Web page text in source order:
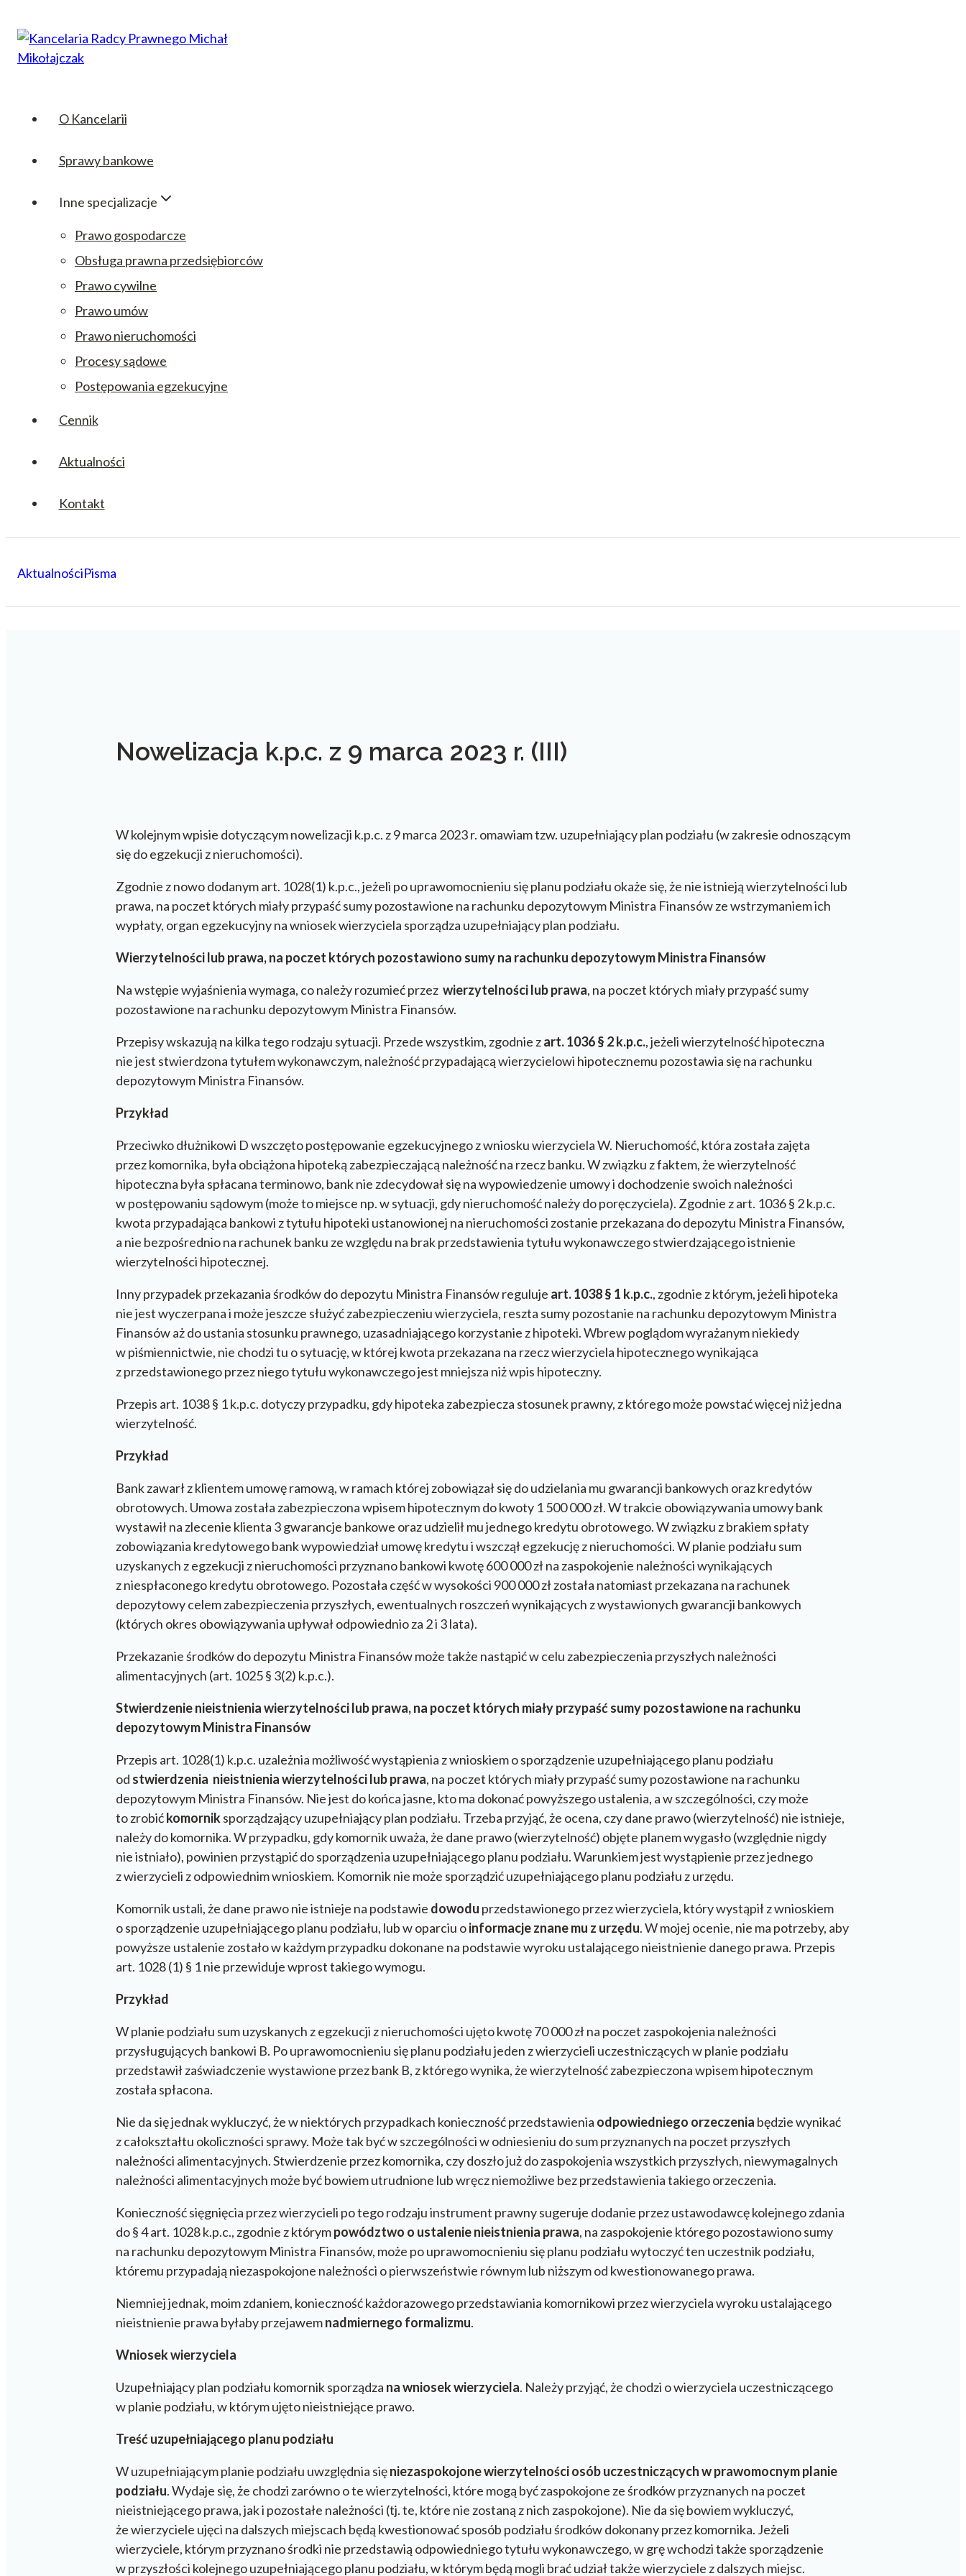
do
treści
O Kancelarii
Sprawy bankowe
Inne specjalizacje
Prawo gospodarcze
Obsługa prawna przedsiębiorców
Prawo cywilne
Prawo umów
Prawo nieruchomości
Procesy sądowe
Postępowania egzekucyjne
Cennik
Aktualności
Kontakt
AktualnościPisma
Nowelizacja k.p.c. z 9 marca 2023 r. (III)
W kolejnym wpisie dotyczącym nowelizacji k.p.c. z 9 marca 2023 r. omawiam tzw. uzupełniający plan podziału (w zakresie odnoszącym
się do egzekucji z nieruchomości).
Zgodnie z nowo dodanym art. 1028(1) k.p.c., jeżeli po uprawomocnieniu się planu podziału okaże się, że nie istnieją wierzytelności lub
prawa, na poczet których miały przypaść sumy pozostawione na rachunku depozytowym Ministra Finansów ze wstrzymaniem ich
wypłaty, organ egzekucyjny na wniosek wierzyciela sporządza uzupełniający plan podziału.
Wierzytelności lub prawa, na poczet których pozostawiono sumy na rachunku depozytowym Ministra Finansów
Na wstępie wyjaśnienia wymaga, co należy rozumieć przez wierzytelności lub prawa, na poczet których miały przypaść sumy
pozostawione na rachunku depozytowym Ministra Finansów.
Przepisy wskazują na kilka tego rodzaju sytuacji. Przede wszystkim, zgodnie zart. 1036 § 2 k.p.c., jeżeli wierzytelność hipoteczna
nie jest stwierdzona tytułem wykonawczym, należność przypadającą wierzycielowi hipotecznemu pozostawia się na rachunku
depozytowym Ministra Finansów.
Przykład
Przeciwko dłużnikowi D wszczęto postępowanie egzekucyjnego z wniosku wierzyciela W. Nieruchomość, która została zajęta
przez komornika, była obciążona hipoteką zabezpieczającą należność na rzecz banku. W związku z faktem, że wierzytelność
hipoteczna była spłacana terminowo, bank nie zdecydował się na wypowiedzenie umowy i dochodzenie swoich należności
w postępowaniu sądowym (może to miejsce np. w sytuacji, gdy nieruchomość należy do poręczyciela). Zgodnie z art. 1036 § 2 k.p.c.
kwota przypadająca bankowi z tytułu hipoteki ustanowionej na nieruchomości zostanie przekazana do depozytu Ministra Finansów,
a nie bezpośrednio na rachunek banku ze względu na brak przedstawienia tytułu wykonawczego stwierdzającego istnienie
wierzytelności hipotecznej.
Inny przypadek przekazania środków do depozytu Ministra Finansów reguluje art. 1038 § 1 k.p.c., zgodnie z którym, jeżeli hipoteka
nie jest wyczerpana i może jeszcze służyć zabezpieczeniu wierzyciela, reszta sumy pozostanie na rachunku depozytowym Ministra
Finansów aż do ustania stosunku prawnego, uzasadniającego korzystanie z hipoteki. Wbrew poglądom wyrażanym niekiedy
w piśmiennictwie, nie chodzi tu o sytuację, w której kwota przekazana na rzecz wierzyciela hipotecznego wynikająca
z przedstawionego przez niego tytułu wykonawczego jest mniejsza niż wpis hipoteczny.
Przepis art. 1038 § 1 k.p.c. dotyczy przypadku, gdy hipoteka zabezpiecza stosunek prawny, z którego może powstać więcej niż jedna
wierzytelność.
Przykład
Bank zawarł z klientem umowę ramową, w ramach której zobowiązał się do udzielania mu gwarancji bankowych oraz kredytów
obrotowych. Umowa została zabezpieczona wpisem hipotecznym do kwoty 1 500 000 zł. W trakcie obowiązywania umowy bank
wystawił na zlecenie klienta 3 gwarancje bankowe oraz udzielił mu jednego kredytu obrotowego. W związku z brakiem spłaty
zobowiązania kredytowego bank wypowiedział umowę kredytu i wszczął egzekucję z nieruchomości. W planie podziału sum
uzyskanych z egzekucji z nieruchomości przyznano bankowi kwotę 600 000 zł na zaspokojenie należności wynikających
z niespłaconego kredytu obrotowego. Pozostała część w wysokości 900 000 zł została natomiast przekazana na rachunek
depozytowy celem zabezpieczenia przyszłych, ewentualnych roszczeń wynikających z wystawionych gwarancji bankowych
(których okres obowiązywania upływał odpowiednio za 2 i 3 lata).
Przekazanie środków do depozytu Ministra Finansów może także nastąpić w celu zabezpieczenia przyszłych należności
alimentacyjnych (art. 1025 § 3(2) k.p.c.).
Stwierdzenie nieistnienia wierzytelności lub prawa, na poczet których miały przypaść sumy pozostawione na rachunku
depozytowym Ministra Finansów
Przepis art. 1028(1) k.p.c. uzależnia możliwość wystąpienia z wnioskiem o sporządzenie uzupełniającego planu podziału
od stwierdzenia nieistnienia wierzytelności lub prawa, na poczet których miały przypaść sumy pozostawione na rachunku
depozytowym Ministra Finansów. Nie jest do końca jasne, kto ma dokonać powyższego ustalenia, a w szczególności, czy może
to zrobićkomorniksporządzający uzupełniający plan podziału. Trzeba przyjąć, że ocena, czy dane prawo (wierzytelność) nie istnieje,
należy do komornika. W przypadku, gdy komornik uważa, że dane prawo (wierzytelność) objęte planem wygasło (względnie nigdy
nie istniało), powinien przystąpić do sporządzenia uzupełniającego planu podziału. Warunkiem jest wystąpienie przez jednego
z wierzycieli z odpowiednim wnioskiem. Komornik nie może sporządzić uzupełniającego planu podziału z urzędu.
Komornik ustali, że dane prawo nie istnieje na podstawie dowodu przedstawionego przez wierzyciela, który wystąpił z wnioskiem
o sporządzenie uzupełniającego planu podziału, lub w oparciu oinformacje znane mu z urzędu. W mojej ocenie, nie ma potrzeby, aby
powyższe ustalenie zostało w każdym przypadku dokonane na podstawie wyroku ustalającego nieistnienie danego prawa. Przepis
art. 1028 (1) § 1 nie przewiduje wprost takiego wymogu.
Przykład
W planie podziału sum uzyskanych z egzekucji z nieruchomości ujęto kwotę 70 000 zł na poczet zaspokojenia należności
przysługujących bankowi B. Po uprawomocnieniu się planu podziału jeden z wierzycieli uczestniczących w planie podziału
przedstawił zaświadczenie wystawione przez bank B, z którego wynika, że wierzytelność zabezpieczona wpisem hipotecznym
została spłacona.
Nie da się jednak wykluczyć, że w niektórych przypadkach konieczność przedstawienia odpowiedniego orzeczenia będzie wynikać
z całokształtu okoliczności sprawy. Może tak być w szczególności w odniesieniu do sum przyznanych na poczet przyszłych
należności alimentacyjnych. Stwierdzenie przez komornika, czy doszło już do zaspokojenia wszystkich przyszłych, niewymagalnych
należności alimentacyjnych może być bowiem utrudnione lub wręcz niemożliwe bez przedstawienia takiego orzeczenia.
Konieczność sięgnięcia przez wierzycieli po tego rodzaju instrument prawny sugeruje dodanie przez ustawodawcę kolejnego zdania
do § 4 art. 1028 k.p.c., zgodnie z którympowództwo o ustalenie nieistnienia prawa, na zaspokojenie którego pozostawiono sumy
na rachunku depozytowym Ministra Finansów, może po uprawomocnieniu się planu podziału wytoczyć ten uczestnik podziału,
któremu przypadają niezaspokojone należności o pierwszeństwie równym lub niższym od kwestionowanego prawa.
Niemniej jednak, moim zdaniem, konieczność każdorazowego przedstawiania komornikowi przez wierzyciela wyroku ustalającego
nieistnienie prawa byłaby przejawemnadmiernego formalizmu.
Wniosek wierzyciela
Uzupełniający plan podziału komornik sporządza na wniosek wierzyciela. Należy przyjąć, że chodzi o wierzyciela uczestniczącego
w planie podziału, w którym ujęto nieistniejące prawo.
Treść uzupełniającego planu podziału
W uzupełniającym planie podziału uwzględnia sięniezaspokojone wierzytelności osób uczestniczących w prawomocnym planie
podziału. Wydaje się, że chodzi zarówno o te wierzytelności, które mogą być zaspokojone ze środków przyznanych na poczet
nieistniejącego prawa, jak i pozostałe należności (tj. te, które nie zostaną z nich zaspokojone). Nie da się bowiem wykluczyć,
że wierzyciele ujęci na dalszych miejscach będą kwestionować sposób podziału środków dokonany przez komornika. Jeżeli
wierzyciele, którym przyznano środki nie przedstawią odpowiedniego tytułu wykonawczego, w grę wchodzi także sporządzenie
w przyszłości kolejnego uzupełniającego planu podziału, w którym będą mogli brać udział także wierzyciele z dalszych miejsc.